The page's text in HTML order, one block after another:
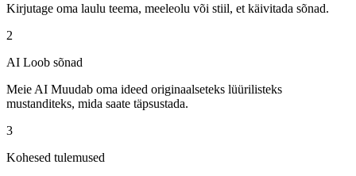
Kirjutage oma laulu teema, meeleolu või stiil, et käivitada sõnad.
2
AI Loob sõnad
Meie AI Muudab oma ideed originaalseteks lüürilisteks
mustanditeks, mida saate täpsustada.
3
Kohesed tulemused